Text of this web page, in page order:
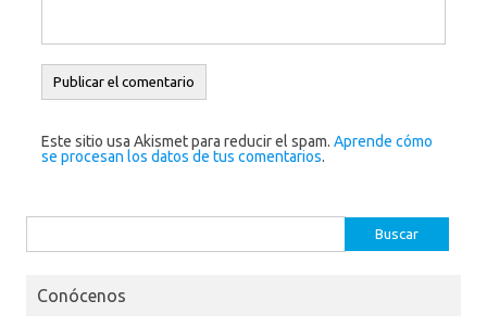
Este sitio usa Akismet para reducir el spam. Aprende cómo
se procesan los datos de tus comentarios.
Conócenos